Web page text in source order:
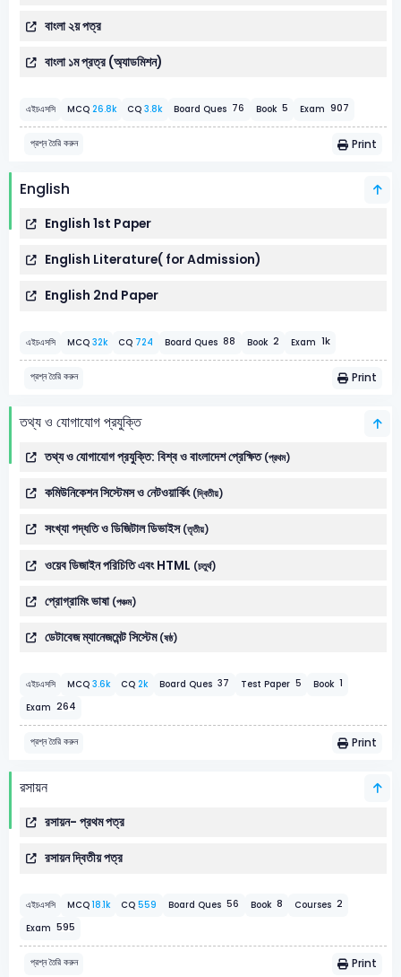
বাংলা ২য় পত্র
বাংলা ১ম প্রত্র (অ্যাডমিশন)
এইচএসসি MCQ 26.8k CQ3.8k Board Ques 76 Book 5 Exam 907
প্রশ্ন তৈরি করুন Print
English
English 1st Paper
English Literature( for Admission)
English 2nd Paper
এইচএসসি MCQ 32k CQ 724 Board Ques 88 Book 2 Exam 1k
প্রশ্ন তৈরি করুন Print
তথ্য ও যোগাযোগ প্রযুক্তি
তথ্য ও যোগাযোগ প্রযুক্তি: বিশ্ব ও বাংলাদেশ প্রেক্ষিত (প্রথম)
কমিউনিকেশন সিস্টেমস ও নেটওয়ার্কিং (দ্বিতীয়)
সংখ্যা পদ্ধতি ও ডিজিটাল ডিভাইস (তৃতীয়)
ওয়েব ডিজাইন পরিচিতি এবং HTML (চতুর্থ)
প্রোগ্রামিং ভাষা (পঞ্চম)
ডেটাবেজ ম্যানেজমেন্ট সিস্টেম (ষষ্ঠ)
এইচএসসি MCQ 3.6k CQ2k Board Ques 37 Test Paper 5 Book 1
Exam 264
প্রশ্ন তৈরি করুন Print
রসায়ন
রসায়ন- প্রথম পত্র
রসায়ন দ্বিতীয় পত্র
এইচএসসি MCQ 18.1k CQ559 Board Ques 56 Book 8 Courses 2
Exam 595
প্রশ্ন তৈরি করুন Print